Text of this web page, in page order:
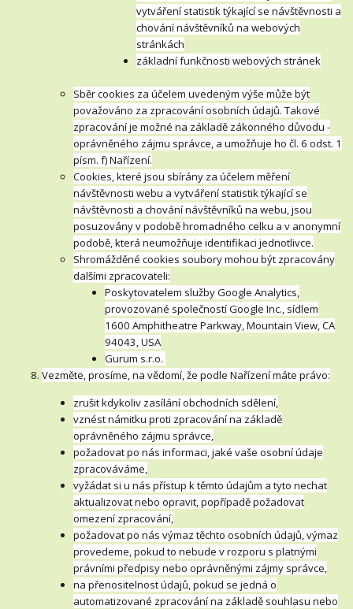
vytváření statistik týkající se návštěvnosti a
chování návštěvníků na webových
stránkách
základní funkčnosti webových stránek
Sběr cookies za účelem uvedeným výše může být
považováno za zpracování osobních údajů. Takové
zpracování je možné na základě zákonného důvodu -
oprávněného zájmu správce, a umožňuje ho čl. 6 odst. 1
písm. f) Nařízení.
Cookies, které jsou sbírány za účelem měření
návštěvnosti webu a vytváření statistik týkající se
návštěvnosti a chování návštěvníků na webu, jsou
posuzovány v podobě hromadného celku a v anonymní
podobě, která neumožňuje identifikaci jednotlivce.
Shromážděné cookies soubory mohou být zpracovány
dalšími zpracovateli:
Poskytovatelem služby Google Analytics,
provozované společností Google Inc., sídlem
1600 Amphitheatre Parkway, Mountain View, CA
94043, USA
Gurum s.r.o.
Vezměte, prosíme, na vědomí, že podle Nařízení máte právo:
zrušit kdykoliv zasílání obchodních sdělení,
vznést námitku proti zpracování na základě
oprávněného zájmu správce,
požadovat po nás informaci, jaké vaše osobní údaje
zpracováváme,
vyžádat si u nás přístup k těmto údajům a tyto nechat
aktualizovat nebo opravit, popřípadě požadovat
omezení zpracování,
požadovat po nás výmaz těchto osobních údajů, výmaz
provedeme, pokud to nebude v rozporu s platnými
právními předpisy nebo oprávněnými zájmy správce,
na přenositelnost údajů, pokud se jedná o
automatizované zpracování na základě souhlasu nebo